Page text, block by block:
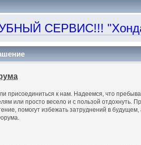
СЕРВИС!!! "Хонда
присоединиться к нам. Надеемся, что
или просто весело и с пользой
помогут избежать затруднений в